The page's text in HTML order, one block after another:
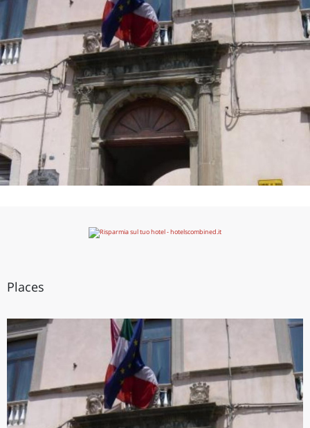
Places